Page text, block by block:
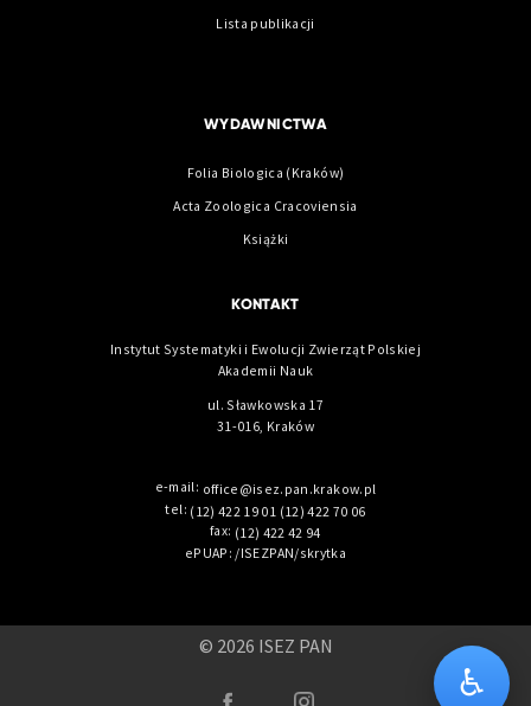
Lista publikacji
WYDAWNICTWA
Folia Biologica (Kraków)
Acta Zoologica Cracoviensia
Książki
KONTAKT
Instytut Systematyki i Ewolucji Zwierząt Polskiej
Akademii Nauk
ul. Sławkowska 17
31-016, Kraków
e-mail: office@isez.pan.krakow.pl
tel: (12) 422 19 01 (12) 422 70 06
fax: (12) 422 42 94
ePUAP: /ISEZPAN/skrytka
© 2026 ISEZ PAN
♿